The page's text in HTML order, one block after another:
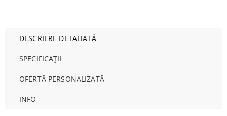
DESCRIERE DETALIATĂ
SPECIFICAȚII
OFERTĂ PERSONALIZATĂ
INFO